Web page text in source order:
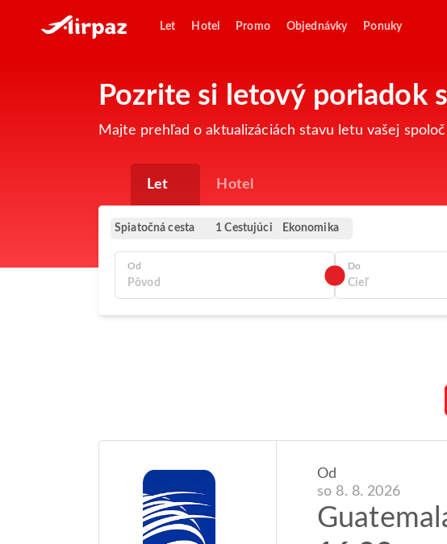
Let Hotel Promo Objednávky Ponuky
Pozrite si letový poriadok
Majte prehľad o aktualizáciách stavu letu vašej
Let Hotel
Spiatočná cesta 1 Cestujúci Ekonomika
Od Do
Od
so 8. 8. 2026